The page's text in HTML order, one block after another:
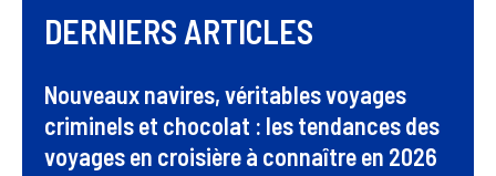
DERNIERS ARTICLES
Nouveaux navires, véritables voyages
criminels et chocolat : les tendances des
voyages en croisière à connaître en 2026